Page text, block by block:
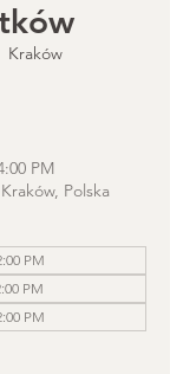
Kraków
PM
Polska
PM
PM
PM